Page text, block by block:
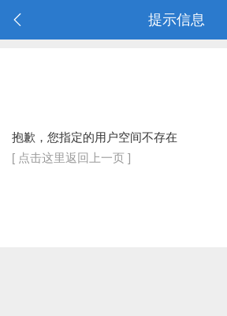
提示信息
抱歉，您指定的用户空间不存在
[ 点击这里返回上一页 ]